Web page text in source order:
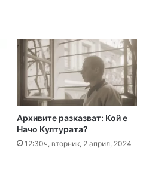
Архивите разказват: Кой е
Начо Културата?
12:30ч, вторник, 2 април, 2024